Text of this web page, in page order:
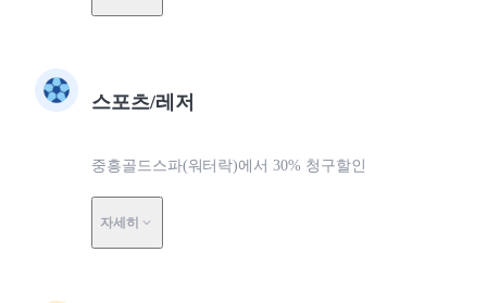
스포츠/레저
중흥골드스파(워터락)에서 30% 청구할인
자세히